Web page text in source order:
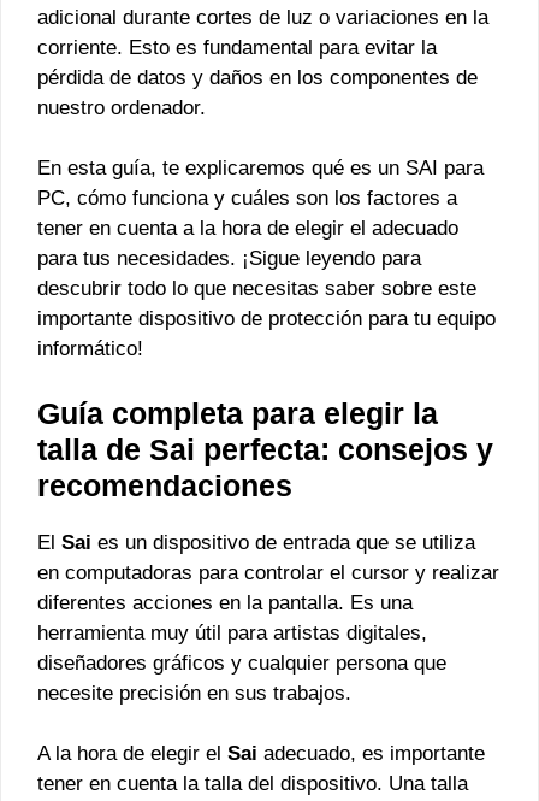
adicional durante cortes de luz o variaciones en la
corriente. Esto es fundamental para evitar la
pérdida de datos y daños en los componentes de
nuestro ordenador.
En esta guía, te explicaremos qué es un SAI para
PC, cómo funciona y cuáles son los factores a
tener en cuenta a la hora de elegir el adecuado
para tus necesidades. ¡Sigue leyendo para
descubrir todo lo que necesitas saber sobre este
importante dispositivo de protección para tu equipo
informático!
Guía completa para elegir la
talla de Sai perfecta: consejos y
recomendaciones
El Sai es un dispositivo de entrada que se utiliza
en computadoras para controlar el cursor y realizar
diferentes acciones en la pantalla. Es una
herramienta muy útil para artistas digitales,
diseñadores gráficos y cualquier persona que
necesite precisión en sus trabajos.
A la hora de elegir el Sai adecuado, es importante
tener en cuenta la talla del dispositivo. Una talla